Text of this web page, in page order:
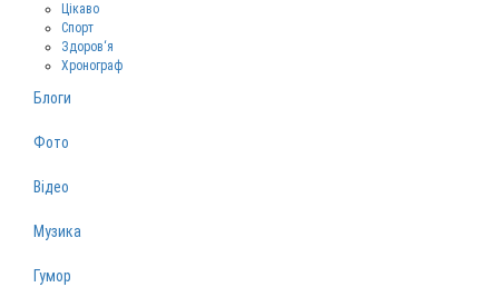
Цікаво
Спорт
Здоров‘я
Хронограф
Блоги
Фото
Відео
Музика
Гумор